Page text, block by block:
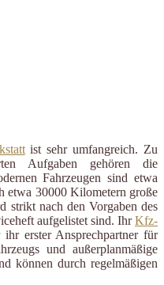
ist sehr umfangreich. Zu
Aufgaben gehören die
Fahrzeugen sind etwa
etwa 30000 Kilometern große
strikt nach den Vorgaben des
aufgelistet sind. IhrKfz-
erster Ansprechpartner für
und außerplanmäßige
können durch regelmäßigen